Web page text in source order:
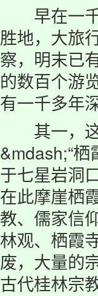
早在一千
胜地，大旅
察，明末已
的数百个游
有一千多年
其一，这
&mdash;“
于七星岩洞
在此摩崖栖
教、儒家信
林观、栖霞
废，大量的
古代桂林宗